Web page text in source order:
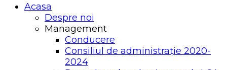
Acasa
Despre noi
Management
Conducere
Consiliul de administrație 2020-
2024